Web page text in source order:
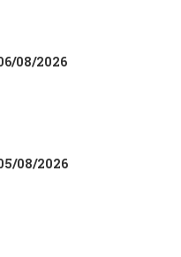
08/2026
08/2026